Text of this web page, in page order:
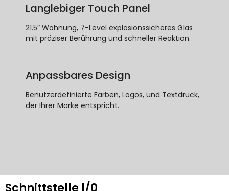
Langlebiger Touch Panel
21.5″ Wohnung, 7-Level explosionssicheres Glas
mit präziser Berührung und schneller Reaktion.
Anpassbares Design
Benutzerdefinierte Farben, Logos, und Textdruck,
der Ihrer Marke entspricht.